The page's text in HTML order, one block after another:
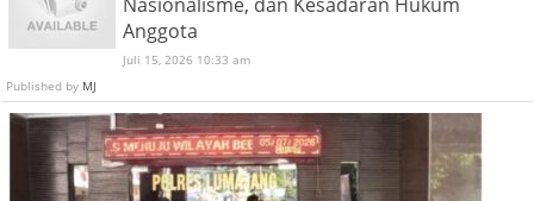
Anggota
Juli 15, 2026 10:33 am
Published by MJ